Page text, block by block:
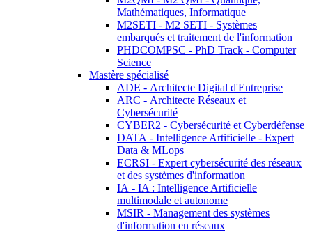
Mathématiques, Informatique
M2SETI - M2 SETI - Systèmes
embarqués et traitement de l'information
PHDCOMPSC - PhD Track - Computer
Science
Mastère spécialisé
ADE - Architecte Digital d'Entreprise
ARC - Architecte Réseaux et
Cybersécurité
CYBER2 - Cybersécurité et Cyberdéfense
DATA - Intelligence Artificielle - Expert
Data & MLops
ECRSI - Expert cybersécurité des réseaux
et des systèmes d'information
IA - IA : Intelligence Artificielle
multimodale et autonome
MSIR - Management des systèmes
d'information en réseaux